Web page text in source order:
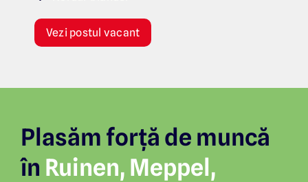
Vezi postul vacant
Plasăm forță de muncă
în Ruinen, Meppel,